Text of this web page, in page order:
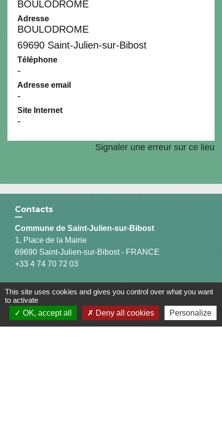
BOULODROME
Adresse
BOULODROME
69690 Saint-Julien-sur-Bibost
Téléphone
-
Adresse email
-
Site Internet
-
Signaler une erreur sur ce lieu
Contacts
Commune de Saint-Julien-sur-Bibost
1, Place de la Mairie
69690 Saint-Julien-sur-Bibost - FRANCE
+33 4 74 70 72 03
Liens
This site uses cookies and gives you control over what you want
to activate
OK, accept all
Deny all cookies Personalize